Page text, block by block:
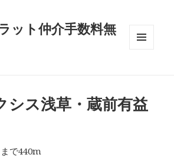
ット仲介手数料無
シス浅草・蔵前有益
で440m